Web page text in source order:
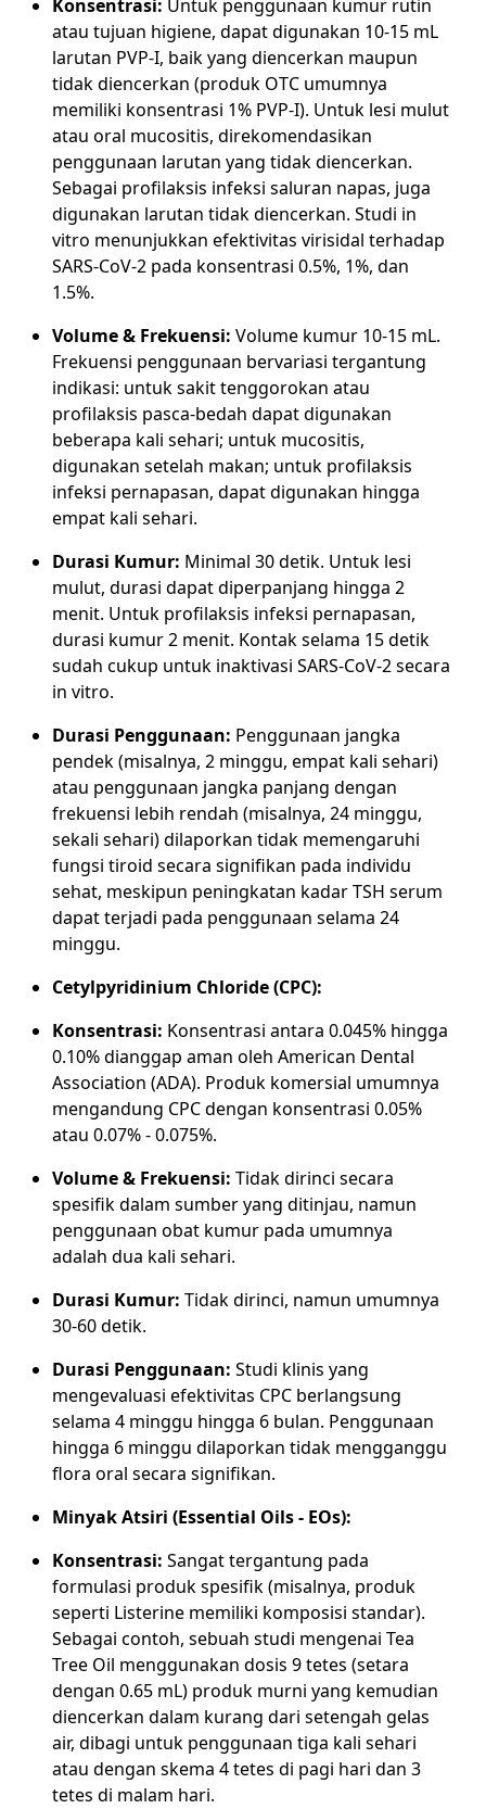
Konsentrasi: Untuk penggunaan kumur rutin
atau tujuan higiene, dapat digunakan 10-15 mL
larutan PVP-I, baik yang diencerkan maupun
tidak diencerkan (produk OTC umumnya
memiliki konsentrasi 1% PVP-I). Untuk lesi mulut
atau oral mucositis, direkomendasikan
penggunaan larutan yang tidak diencerkan.
Sebagai profilaksis infeksi saluran napas, juga
digunakan larutan tidak diencerkan. Studi in
vitro menunjukkan efektivitas virisidal terhadap
SARS-CoV-2 pada konsentrasi 0.5%, 1%, dan
1.5%.
Volume & Frekuensi: Volume kumur 10-15 mL.
Frekuensi penggunaan bervariasi tergantung
indikasi: untuk sakit tenggorokan atau
profilaksis pasca-bedah dapat digunakan
beberapa kali sehari; untuk mucositis,
digunakan setelah makan; untuk profilaksis
infeksi pernapasan, dapat digunakan hingga
empat kali sehari.
Durasi Kumur: Minimal 30 detik. Untuk lesi
mulut, durasi dapat diperpanjang hingga 2
menit. Untuk profilaksis infeksi pernapasan,
durasi kumur 2 menit. Kontak selama 15 detik
sudah cukup untuk inaktivasi SARS-CoV-2 secara
in vitro.
Durasi Penggunaan: Penggunaan jangka
pendek (misalnya, 2 minggu, empat kali sehari)
atau penggunaan jangka panjang dengan
frekuensi lebih rendah (misalnya, 24 minggu,
sekali sehari) dilaporkan tidak memengaruhi
fungsi tiroid secara signifikan pada individu
sehat, meskipun peningkatan kadar TSH serum
dapat terjadi pada penggunaan selama 24
minggu.
Cetylpyridinium Chloride (CPC):
Konsentrasi: Konsentrasi antara 0.045% hingga
0.10% dianggap aman oleh American Dental
Association (ADA). Produk komersial umumnya
mengandung CPC dengan konsentrasi 0.05%
atau 0.07% - 0.075%.
Volume & Frekuensi: Tidak dirinci secara
spesifik dalam sumber yang ditinjau, namun
penggunaan obat kumur pada umumnya
adalah dua kali sehari.
Durasi Kumur: Tidak dirinci, namun umumnya
30-60 detik.
Durasi Penggunaan: Studi klinis yang
mengevaluasi efektivitas CPC berlangsung
selama 4 minggu hingga 6 bulan. Penggunaan
hingga 6 minggu dilaporkan tidak mengganggu
flora oral secara signifikan.
Minyak Atsiri (Essential Oils - EOs):
Konsentrasi: Sangat tergantung pada
formulasi produk spesifik (misalnya, produk
seperti Listerine memiliki komposisi standar).
Sebagai contoh, sebuah studi mengenai Tea
Tree Oil menggunakan dosis 9 tetes (setara
dengan 0.65 mL) produk murni yang kemudian
diencerkan dalam kurang dari setengah gelas
air, dibagi untuk penggunaan tiga kali sehari
atau dengan skema 4 tetes di pagi hari dan 3
tetes di malam hari.